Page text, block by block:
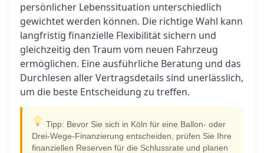
persönlicher Lebenssituation unterschiedlich
gewichtet werden können. Die richtige Wahl kann
langfristig finanzielle Flexibilität sichern und
gleichzeitig den Traum vom neuen Fahrzeug
ermöglichen. Eine ausführliche Beratung und das
Durchlesen aller Vertragsdetails sind unerlässlich,
um die beste Entscheidung zu treffen.
Tipp: Bevor Sie sich in Köln für eine Ballon- oder
Drei-Wege-Finanzierung entscheiden, prüfen Sie Ihre
finanziellen Reserven für die Schlussrate und planen